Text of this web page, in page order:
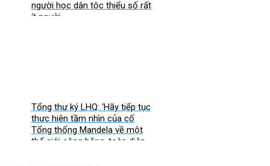
người học dân tộc thiểu số rất
ít người
Tổng thư ký LHQ: ‘Hãy tiếp tục
thực hiện tầm nhìn của cố
Tổng thống Mandela về một
thế giới công bằng, toàn diện,